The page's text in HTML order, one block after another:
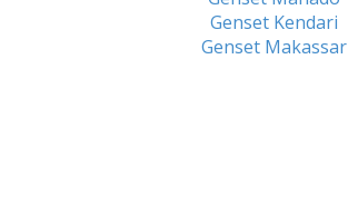
Genset Kendari
Genset Makassar